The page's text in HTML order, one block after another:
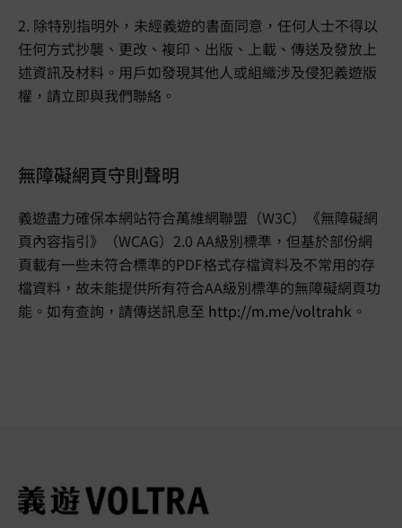
2. 除特別指明外，未經義遊的書面同意，任何人士不得以
任何方式抄襲、更改、複印、出版、上載、傳送及發放上
述資訊及材料。用戶如發現其他人或組織涉及侵犯義遊版
權，請立即與我們聯絡。
無障礙網頁守則聲明
義遊盡力確保本網站符合萬維網聯盟（W3C）《無障礙網
頁內容指引》（WCAG）2.0 AA級別標準，但基於部份網
頁載有一些未符合標準的PDF格式存檔資料及不常用的存
檔資料，故未能提供所有符合AA級別標準的無障礙網頁功
能。如有查詢，請傳送訊息至 http://m.me/voltrahk 。